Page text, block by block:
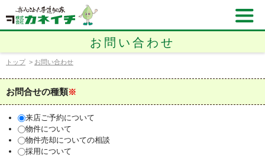
お問い合わせ
トップ > お問い合わせ
お問合せの種類※
来店ご予約について
物件について
物件売却についての相談
採用について